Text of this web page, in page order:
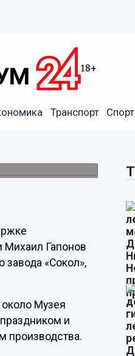
Транспорт Спорт
завода
Михаил Гапонов
завода «Сокол»,
Музея
и
производства.